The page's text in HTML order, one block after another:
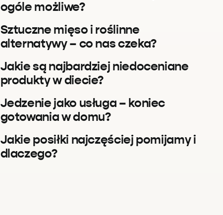
ogóle możliwe?
Sztuczne mięso i roślinne
alternatywy – co nas czeka?
Jakie są najbardziej niedoceniane
produkty w diecie?
Jedzenie jako usługa – koniec
gotowania w domu?
Jakie posiłki najczęściej pomijamy i
dlaczego?